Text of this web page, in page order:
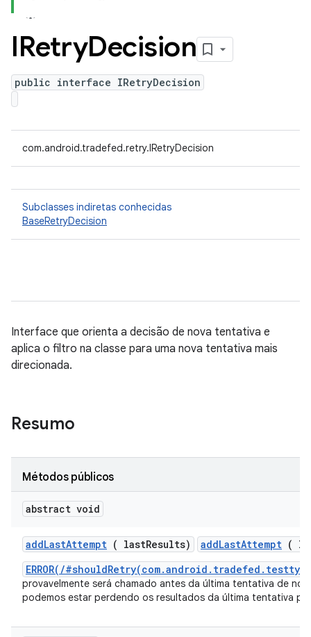
IRetryDecision
public interface IRetryDecision
com.android.tradefed.retry.IRetryDecision
Subclasses indiretas conhecidas
BaseRetryDecision
Interface que orienta a decisão de nova tentativa e
aplica o filtro na classe para uma nova tentativa mais
direcionada.
Resumo
Métodos públicos
abstract void
addLastAttempt ( lastResults) addLastAttempt (
ERROR(/
provavelmente será chamado antes da última tentativa de
podemos estar perdendo os resultados da última tentativa